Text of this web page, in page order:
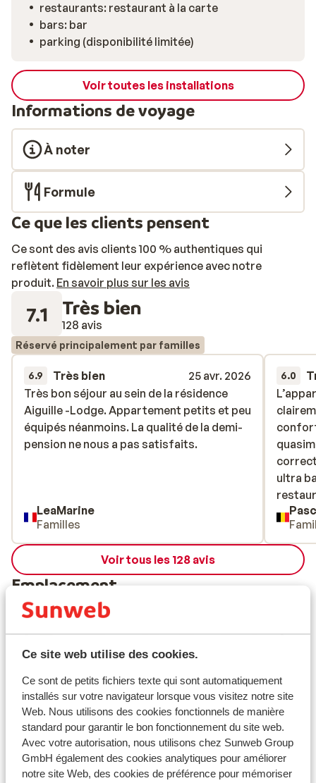
Ce site web utilise des cookies.
Ce sont de petits fichiers texte qui sont automatiquement
installés sur votre navigateur lorsque vous visitez notre site
Web. Nous utilisons des cookies fonctionnels de manière
standard pour garantir le bon fonctionnement du site web.
Avec votre autorisation, nous utilisons chez Sunweb Group
GmbH également des cookies analytiques pour améliorer
notre site Web, des cookies de préférence pour mémoriser
restaurants: restaurant à la carte
bars: bar
parking (disponibilité limitée)
Voir toutes les installations
Informations de voyage
À noter
Formule
Ce que les clients pensent
Ce sont des avis clients 100 % authentiques qui
reflètent fidèlement leur expérience avec notre
produit. En savoir plus sur les avis
7.1 Très bien
128 avis
Réservé principalement par familles
6.9 Très bien
25 avr. 2026
Très bon séjour au sein de la résidence
Aiguille -Lodge. Appartement petits et peu
équipés néanmoins. La qualité de la demi-
pension ne nous a pas satisfaits.
Très bon séjour au sein de la résidence
Aiguille -Lodge. Appartement petits et peu
équipés néanmoins. La qualité de la demi-
pension ne nous a pas satisfaits.
LeaMarine
Familles
6.0
ultra
une
Au-
guide
après-
ultra
Voir tous les 128 avis
Emplacement
À proximité
Distance du centre-ville: environ 600 mètres